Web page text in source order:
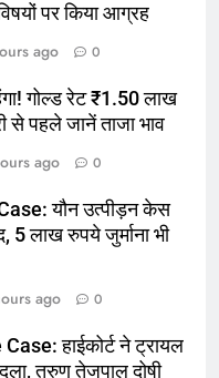
पर किया आग्रह
ago 0
गोल्ड रेट ₹1.50 लाख
से पहले जानें ताजा भाव
ago 0
यौन उत्पीड़न केस
लाख रुपये जुर्माना भी
ago 0
हाईकोर्ट ने ट्रायल
तरुण तेजपाल दोषी